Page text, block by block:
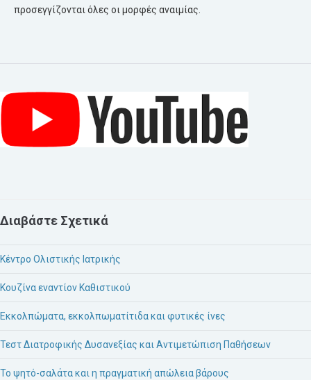
προσεγγίζονται όλες οι μορφές αναιμίας.
Διαβάστε Σχετικά
Κέντρο Ολιστικής Ιατρικής
Κουζίνα εναντίον Καθιστικού
Εκκολπώματα, εκκολπωματίτιδα και φυτικές ίνες
Τεστ Διατροφικής Δυσανεξίας και Αντιμετώπιση Παθήσεων
Το ψητό-σαλάτα και η πραγματική απώλεια βάρους